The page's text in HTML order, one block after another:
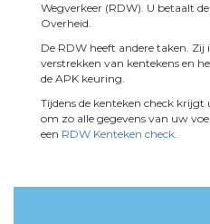
Wegverkeer (RDW). U betaalt
Overheid.
De RDW heeft andere taken.
verstrekken van kentekens en
de APK keuring.
Tijdens de kenteken check krijgt
om zo alle gegevens van uw
een RDW Kenteken check.